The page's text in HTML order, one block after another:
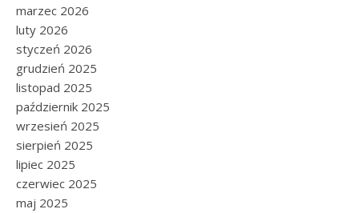
marzec 2026
luty 2026
styczeń 2026
grudzień 2025
listopad 2025
październik 2025
wrzesień 2025
sierpień 2025
lipiec 2025
czerwiec 2025
maj 2025